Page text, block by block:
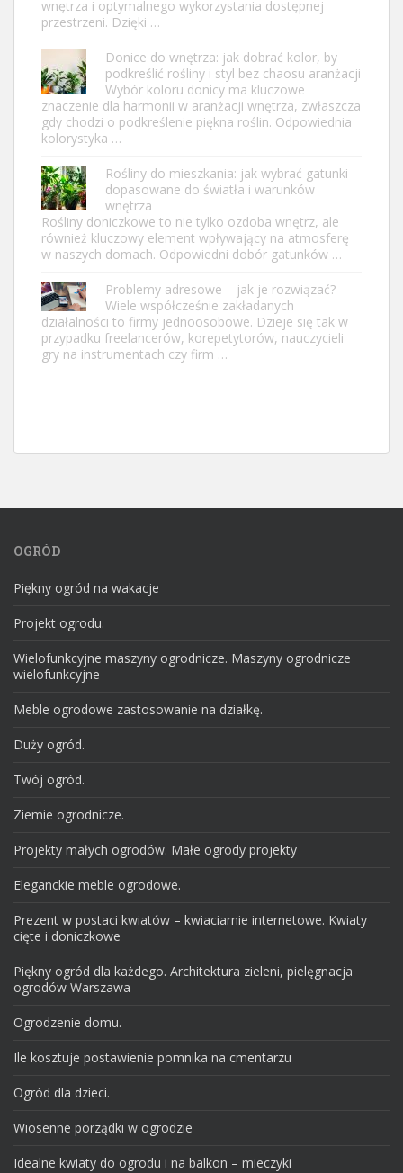
wnętrza i optymalnego wykorzystania dostępnej
przestrzeni. Dzięki …
Donice do wnętrza: jak dobrać kolor, by
podkreślić rośliny i styl bez chaosu aranżacji
Wybór koloru donicy ma kluczowe
znaczenie dla harmonii w aranżacji wnętrza, zwłaszcza
gdy chodzi o podkreślenie piękna roślin. Odpowiednia
kolorystyka …
Rośliny do mieszkania: jak wybrać gatunki
dopasowane do światła i warunków
wnętrza
Rośliny doniczkowe to nie tylko ozdoba wnętrz, ale
również kluczowy element wpływający na atmosferę
w naszych domach. Odpowiedni dobór gatunków …
Problemy adresowe – jak je rozwiązać?
Wiele współcześnie zakładanych
działalności to firmy jednoosobowe. Dzieje się tak w
przypadku freelancerów, korepetytorów, nauczycieli
gry na instrumentach czy firm …
OGRÓD
Piękny ogród na wakacje
Projekt ogrodu.
Wielofunkcyjne maszyny ogrodnicze. Maszyny ogrodnicze
wielofunkcyjne
Meble ogrodowe zastosowanie na działkę.
Duży ogród.
Twój ogród.
Ziemie ogrodnicze.
Projekty małych ogrodów. Małe ogrody projekty
Eleganckie meble ogrodowe.
Prezent w postaci kwiatów – kwiaciarnie internetowe. Kwiaty
cięte i doniczkowe
Piękny ogród dla każdego. Architektura zieleni, pielęgnacja
ogrodów Warszawa
Ogrodzenie domu.
Ile kosztuje postawienie pomnika na cmentarzu
Ogród dla dzieci.
Wiosenne porządki w ogrodzie
Idealne kwiaty do ogrodu i na balkon – mieczyki